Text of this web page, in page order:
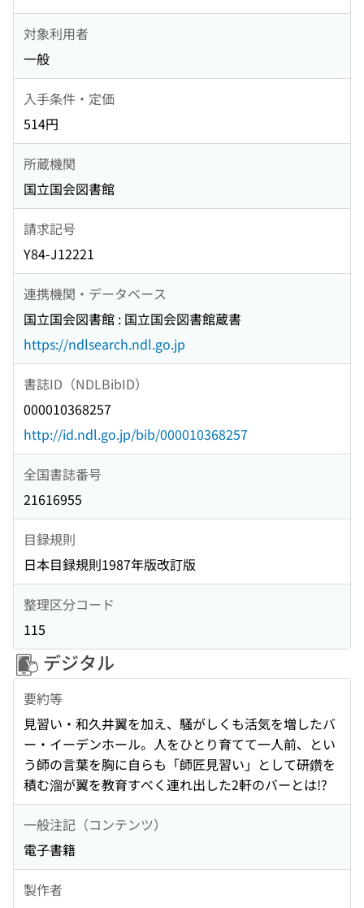
対象利用者
一般
入手条件・定価
514円
所蔵機関
国立国会図書館
請求記号
Y84-J12221
連携機関・データベース
国立国会図書館 : 国立国会図書館蔵書
https://ndlsearch.ndl.go.jp
書誌ID（NDLBibID）
000010368257
http://id.ndl.go.jp/bib/000010368257
全国書誌番号
21616955
目録規則
日本目録規則1987年版改訂版
整理区分コード
115
デジタル
要約等
見習い・和久井翼を加え、騒がしくも活気を増したバ
ー・イーデンホール。人をひとり育てて一人前、とい
う師の言葉を胸に自らも「師匠見習い」として研鑽を
積む溜が翼を教育すべく連れ出した2軒のバーとは!?
一般注記（コンテンツ）
電子書籍
製作者